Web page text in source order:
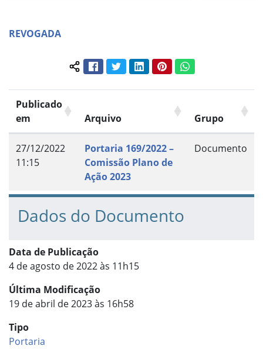
REVOGADA
Compartilhar conteúdo:
FacebookTwitterLinkedInPinterestWhatsApp
Publicado
em
Arquivo Grupo
27/12/2022
11:15
Portaria 169/2022 –
Comissão Plano de
Ação 2023
Documento
Dados do Documento
Data de Publicação
4 de agosto de 2022 às 11h15
Última Modificação
19 de abril de 2023 às 16h58
Tipo
Portaria